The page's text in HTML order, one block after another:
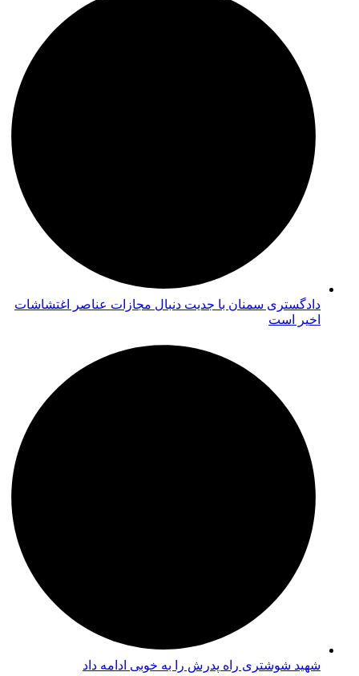
دادگستری سمنان با جدیت دنبال مجازات عناصر اغتشاشات
اخیر است
شهید شوشتری راه پدرش را به خوبی ادامه داد